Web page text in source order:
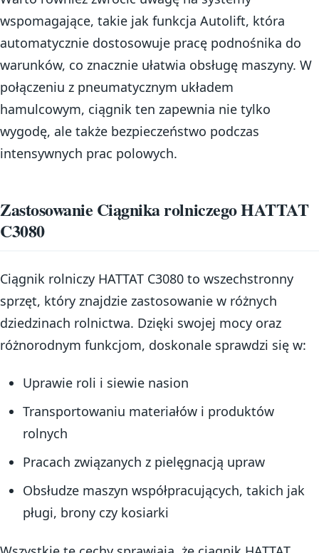
wspomagające, takie jak funkcja Autolift, która
automatycznie dostosowuje pracę podnośnika do
warunków, co znacznie ułatwia obsługę maszyny. W
połączeniu z pneumatycznym układem
hamulcowym, ciągnik ten zapewnia nie tylko
wygodę, ale także bezpieczeństwo podczas
intensywnych prac polowych.
Zastosowanie Ciągnika rolniczego HATTAT
C3080
Ciągnik rolniczy HATTAT C3080 to wszechstronny
sprzęt, który znajdzie zastosowanie w różnych
dziedzinach rolnictwa. Dzięki swojej mocy oraz
różnorodnym funkcjom, doskonale sprawdzi się w:
Uprawie roli i siewie nasion
Transportowaniu materiałów i produktów
rolnych
Pracach związanych z pielęgnacją upraw
Obsłudze maszyn współpracujących, takich jak
pługi, brony czy kosiarki